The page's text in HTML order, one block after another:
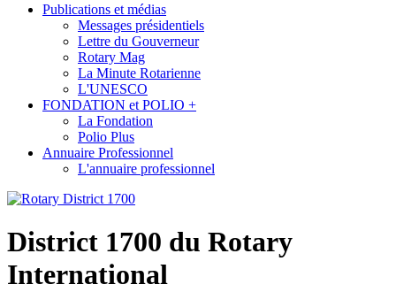
Publications et médias
Messages présidentiels
Lettre du Gouverneur
Rotary Mag
La Minute Rotarienne
L'UNESCO
FONDATION et POLIO +
La Fondation
Polio Plus
Annuaire Professionnel
L'annuaire professionnel
District 1700 du Rotary
International